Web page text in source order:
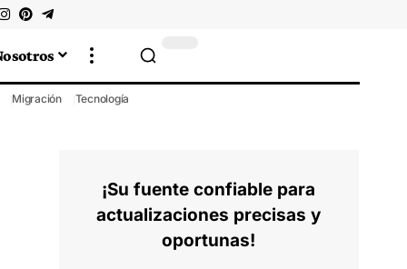
Migración Tecnología
¡Su fuente confiable para
actualizaciones precisas y
oportunas!